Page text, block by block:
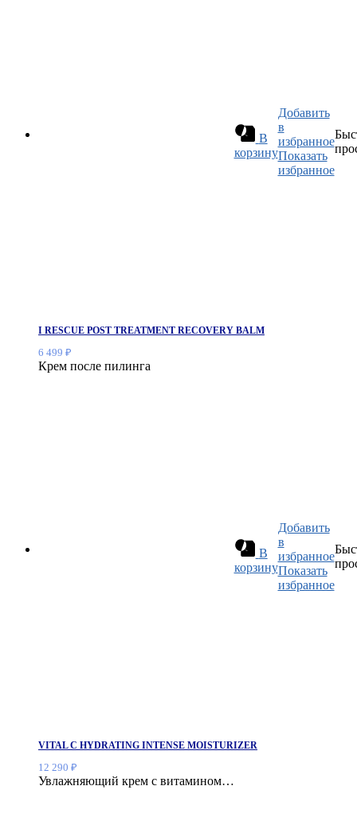
В
корзину
Добавить
в
избранное
Показать
избранное
I RESCUE POST TREATMENT RECOVERY BALM
6 499 ₽
Крем после пилинга
В
корзину
Добавить
в
избранное
Показать
избранное
VITAL C HYDRATING INTENSE MOISTURIZER
12 290 ₽
Увлажняющий крем с витамином…